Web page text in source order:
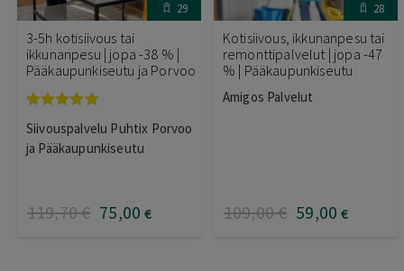
29
3-5h kotisiivous tai
ikkunanpesu | jopa -38 % |
Pääkaupunkiseutu ja Porvoo
tuotteesta:
5.00/ 5
Siivouspalvelu Puhtix Porvoo
ja Pääkaupunkiseutu
119,70€ 75,00 €
28
Kotisiivous, ikkunanpesu tai
remonttipalvelut | jopa -47
% | Pääkaupunkiseutu
Amigos Palvelut
109,00€ 59,00 €